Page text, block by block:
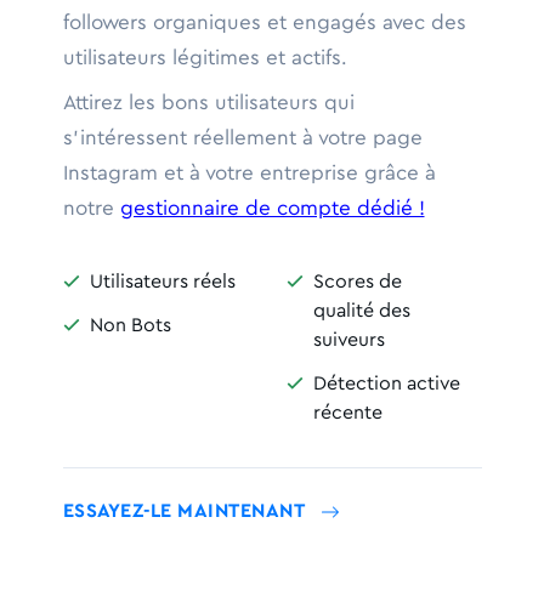
followers organiques et engagés avec des
utilisateurs légitimes et actifs.
Attirez les bons utilisateurs qui
s'intéressent réellement à votre page
Instagram et à votre entreprise grâce à
notre gestionnaire de compte dédié !
 Utilisateurs réels
 Non Bots

Scores de
qualité des
suiveurs

Détection active
récente
ESSAYEZ-LE MAINTENANT